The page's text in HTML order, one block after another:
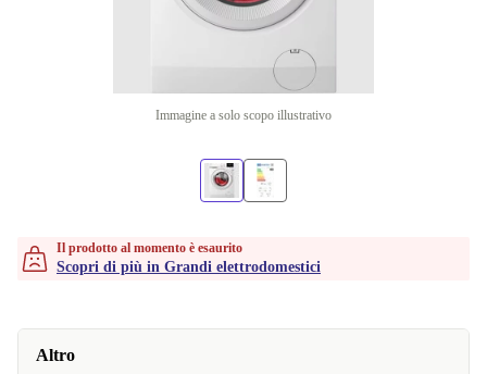
Immagine a solo scopo illustrativo
Il prodotto al momento è esaurito
Scopri di più in Grandi elettrodomestici
Altro